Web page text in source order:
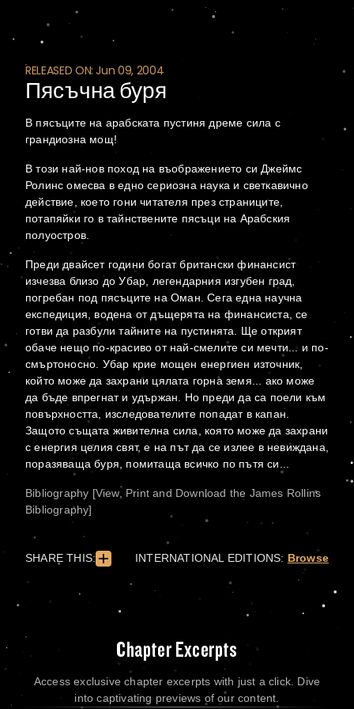
RELEASED ON: Jun 09, 2004
Пясъчна буря
В пясъците на арабската пустиня дреме сила с
грандиозна мощ!
В този най-нов поход на въображението си Джеймс
Ролинс омесва в едно сериозна наука и светкавично
действие, което гони читателя през страниците,
потапяйки го в тайнствените пясъци на Арабския
полуостров.
Преди двайсет години богат британски финансист
изчезва близо до Убар, легендарния изгубен град,
погребан под пясъците на Оман. Сега една научна
експедиция, водена от дъщерята на финансиста, се
готви да разбули тайните на пустинята. Ще открият
обаче нещо по-красиво от най-смелите си мечти... и по-
смъртоносно. Убар крие мощен енергиен източник,
който може да захрани цялата горна земя... ако може
да бъде впрегнат и удържан. Но преди да са поели към
повърхността, изследователите попадат в капан.
Защото същата живителна сила, която може да захрани
с енергия целия свят, е на път да се излее в невиждана,
поразяваща буря, помитаща всичко по пътя си...
Bibliography [View, Print and Download the James Rollins
Bibliography]
SHARE THIS: INTERNATIONAL EDITIONS: Browse
Chapter Excerpts
Access exclusive chapter excerpts with just a click. Dive
into captivating previews of our content.